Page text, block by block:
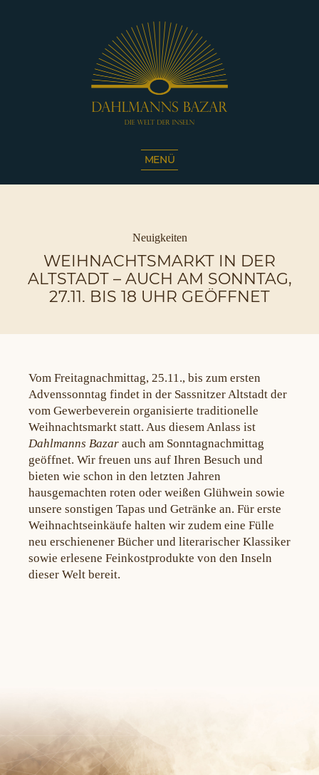
Die
|
Café
Sassnitz
MENÜ
Kategorien
Neuigkeiten
WEIHNACHTSMARKT IN DER
ALTSTADT – AUCH AM SONNTAG,
27.11. BIS 18 UHR GEÖFFNET
Vom Freitagnachmittag, 25.11., bis zum ersten
Advenssonntag findet in der Sassnitzer Altstadt der
vom Gewerbeverein organisierte traditionelle
Weihnachtsmarkt statt. Aus diesem Anlass ist
Dahlmanns Bazar auch am Sonntagnachmittag
geöffnet. Wir freuen uns auf Ihren Besuch und
bieten wie schon in den letzten Jahren
hausgemachten roten oder weißen Glühwein sowie
unsere sonstigen Tapas und Getränke an. Für erste
Weihnachtseinkäufe halten wir zudem eine Fülle
neu erschienener Bücher und literarischer Klassiker
sowie erlesene Feinkostprodukte von den Inseln
dieser Welt bereit.